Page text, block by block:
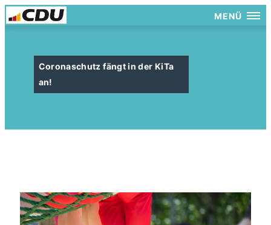
MENÜ
Coronaschutz fängt in der KiTa
an!